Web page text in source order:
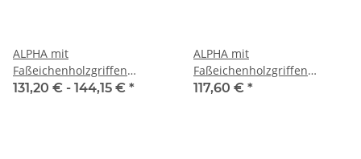
ALPHA mit
Faßeichenholzgriffen
Brotmesser
131,20 € - 144,15 € *
ALPHA mit
Faßeichenholzgriffen
Fleischgabel
117,60 € *